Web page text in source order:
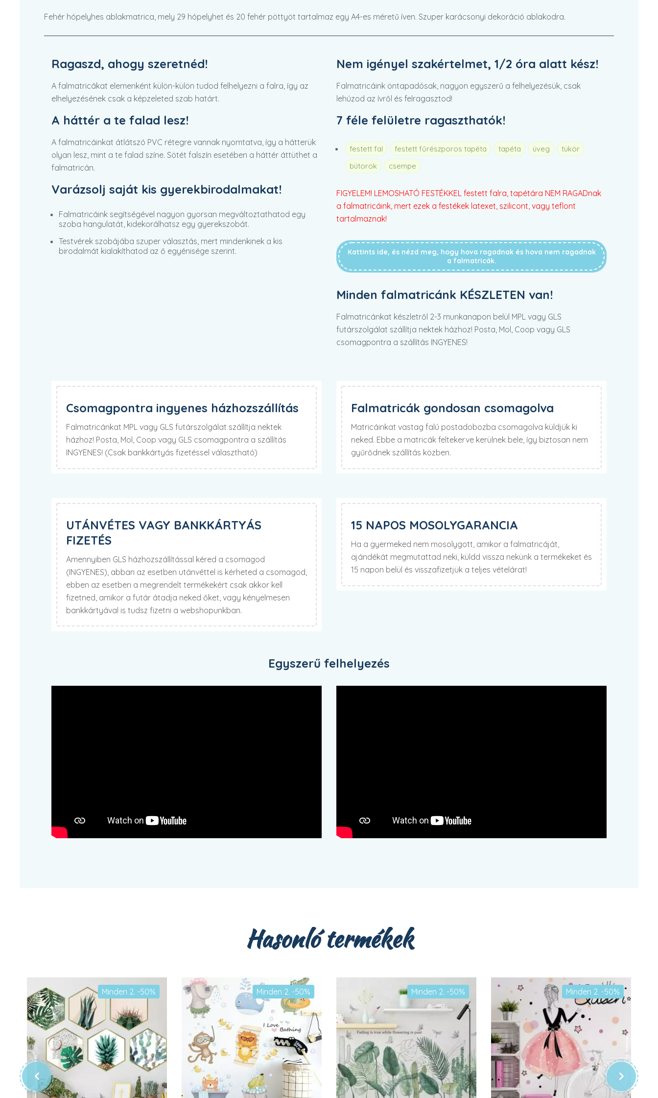
Fehér hópelyhes ablakmatrica, mely 29 hópelyhet és 20 fehér pöttyöt tartalmaz egy A4-es méretű íven. Szuper karácsonyi dekoráció ablakodra.
Ragaszd, ahogy szeretnéd!
A falmatricákat elemenként külön-külön tudod felhelyezni a falra, így az
elhelyezésének csak a képzeleted szab határt.
A háttér a te falad lesz!
A falmatricáinkat átlátszó PVC rétegre vannak nyomtatva, így a hátterük
olyan lesz, mint a te falad színe. Sötét falszín esetében a háttér áttüthet a
falmatricán.
Varázsolj saját kis gyerekbirodalmakat!
Falmatricáink segítségével nagyon gyorsan megváltoztathatod egy
szoba hangulatát, kidekorálhatsz egy gyerekszobát.
Testvérek szobájába szuper választás, mert mindenkinek a kis
birodalmát kialakíthatod az ő egyénisége szerint.
Nem igényel szakértelmet, 1/2 óra alatt kész!
Falmatricáink öntapadósak, nagyon egyszerű a felhelyezésük, csak
lehúzod az ívről és felragasztod!
7 féle felületre ragaszthatók!
festett fal festett fűrészporos tapéta tapéta üveg
tükör
bútorok
csempe
FIGYELEM! LEMOSHATÓ FESTÉKKEL festett falra, tapétára NEM RAGADnak
a falmatricáink, mert ezek a festékek latexet, szilicont, vagy teflont
tartalmaznak!
Kattints ide, és nézd meg, hogy hova ragadnak és hova nem ragadnak
a falmatricák.
Minden falmatricánk KÉSZLETEN van!
Falmatricánkat készletről 2-3 munkanapon belül MPL vagy GLS
futárszolgálat szállítja nektek házhoz! Posta, Mol, Coop vagy GLS
csomagpontra a szállítás INGYENES!
Csomagpontra ingyenes házhozszállítás
Falmatricánkat MPL vagy GLS futárszolgálat szállítja nektek
házhoz! Posta, Mol, Coop vagy GLS csomagpontra a szállítás
INGYENES! (Csak bankkártyás fizetéssel választható)
Falmatricák gondosan csomagolva
Matricáinkat vastag falú postadobozba csomagolva küldjük ki
neked. Ebbe a matricák feltekerve kerülnek bele, így biztosan nem
gyűrődnek szállítás közben.
UTÁNVÉTES VAGY BANKKÁRTYÁS
FIZETÉS
Amennyiben GLS házhozszállítással kéred a csomagod
(INGYENES), abban az esetben utánvéttel is kérheted a csomagod,
ebben az esetben a megrendelt termékekért csak akkor kell
fizetned, amikor a futár átadja neked őket, vagy kényelmesen
bankkártyával is tudsz fizetni a webshopunkban.
15 NAPOS MOSOLYGARANCIA
Ha a gyermeked nem mosolygott, amikor a falmatricáját,
ajándékát megmutattad neki, küldd vissza nekünk a termékeket és
15 napon belül és visszafizetjük a teljes vételárat!
Egyszerű felhelyezés
Hasonló termékek
Minden 2. -50% Minden 2. -50% Minden 2. -50% Minden 2. -50%